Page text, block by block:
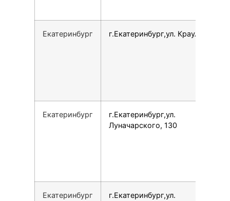
Екатеринбург г.Екатеринбург,ул. Крауля, 2
Екатеринбург
г.Екатеринбург,ул.
Луначарского, 130
Екатеринбург
г.Екатеринбург,ул.